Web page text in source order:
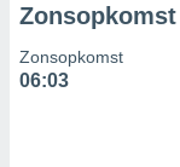
Zonsopkomst
06:03